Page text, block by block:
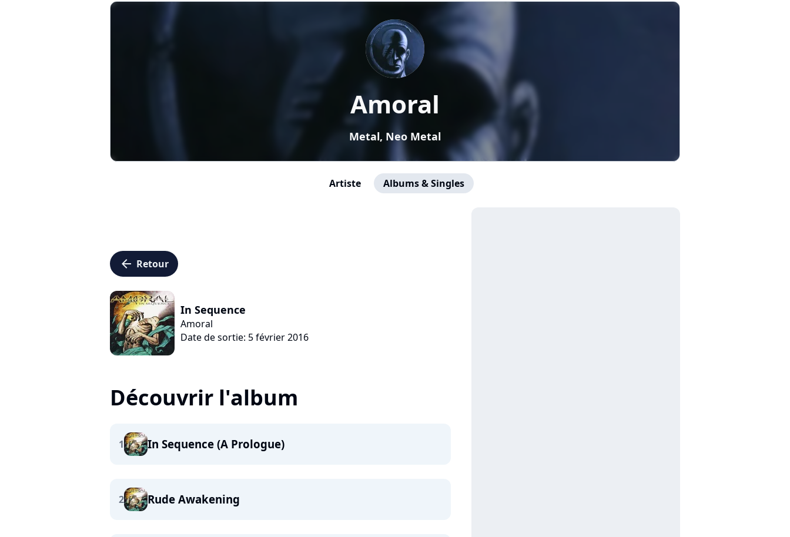
Amoral
Metal, Neo Metal
Artiste Albums & Singles
arrow_left Retour
In Sequence
Amoral
Date de sortie: 5 février 2016
Découvrir l'album
1 In Sequence (A Prologue)
2 Rude Awakening